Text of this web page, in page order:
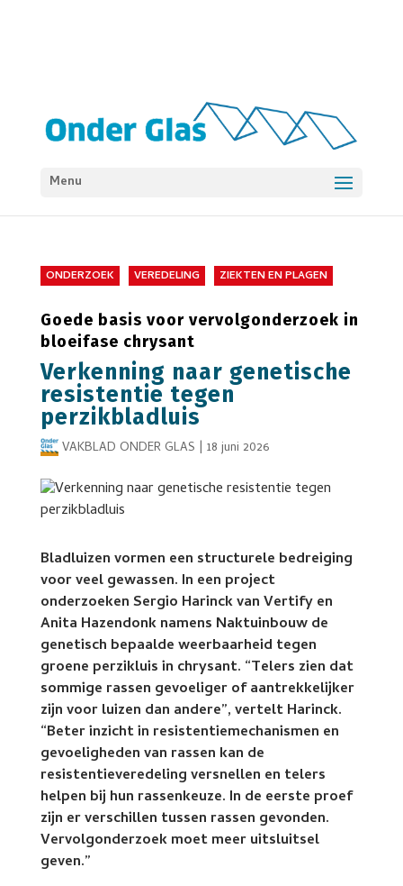
Menu
ONDERZOEK VEREDELING ZIEKTEN EN PLAGEN
Goede basis voor vervolgonderzoek in
bloeifase chrysant
Verkenning naar genetische
resistentie tegen
perzikbladluis
VAKBLAD ONDER GLAS | 18 juni 2026
Bladluizen vormen een structurele bedreiging
voor veel gewassen. In een project
onderzoeken Sergio Harinck van Vertify en
Anita Hazendonk namens Naktuinbouw de
genetisch bepaalde weerbaarheid tegen
groene perzikluis in chrysant. “Telers zien dat
sommige rassen gevoeliger of aantrekkelijker
zijn voor luizen dan andere”, vertelt Harinck.
“Beter inzicht in resistentiemechanismen en
gevoeligheden van rassen kan de
resistentieveredeling versnellen en telers
helpen bij hun rassenkeuze. In de eerste proef
zijn er verschillen tussen rassen gevonden.
Vervolgonderzoek moet meer uitsluitsel
geven.”